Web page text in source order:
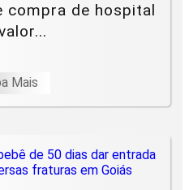
compra de hospital
Mais